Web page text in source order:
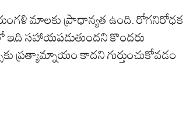
మాలకు ప్రాధాన్యత ఉంది. రోగనిరోధక
ఇది సహాయపడుతుందని కొందరు
ప్రత్యామ్నాయం కాదని గుర్తుంచుకోవడం